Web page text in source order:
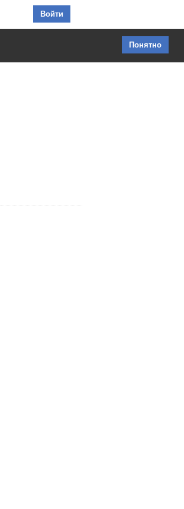
Перейти к содержимому
Войти
Понятно